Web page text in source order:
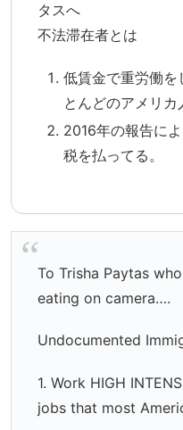
タスへ
不法滞在者とは
低賃金で重労働を
とんどのアメリカ
2016年の報告に
税を払ってる。
To Trisha Paytas
eating on camera….
Undocumented
1. Work HIGH
jobs that most